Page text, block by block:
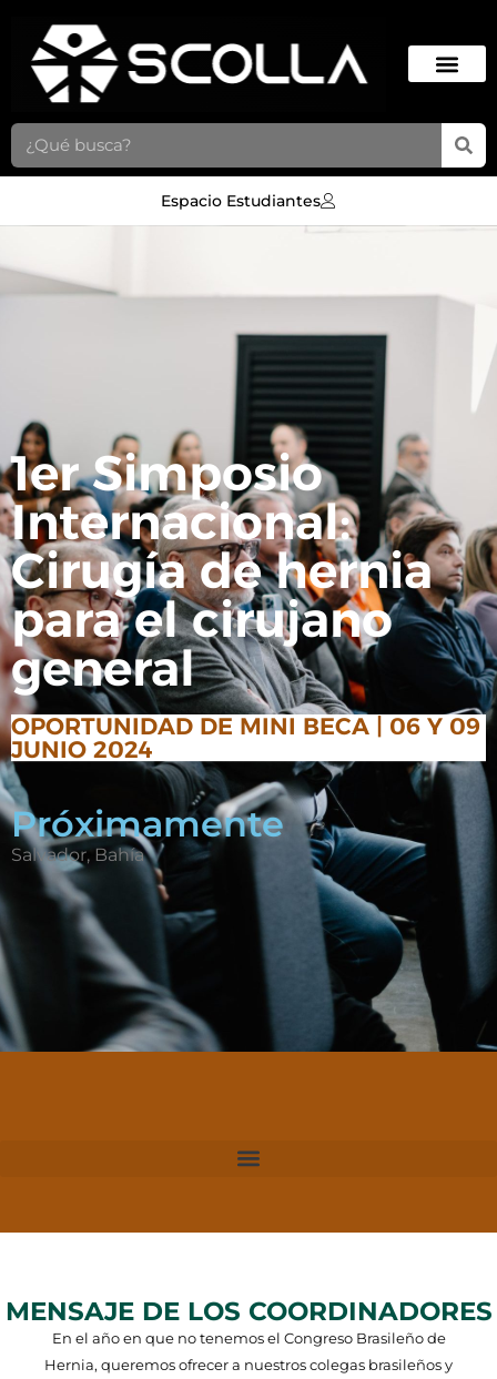
Espacio Estudiantes
1er Simposio
Internacional:
Cirugía de hernia
para el cirujano
general
OPORTUNIDAD DE MINI BECA | 06 Y 09
JUNIO 2024
Próximamente
Salvador, Bahía
MENSAJE DE LOS COORDINADORES
En el año en que no tenemos el Congreso Brasileño de
Hernia, queremos ofrecer a nuestros colegas brasileños y